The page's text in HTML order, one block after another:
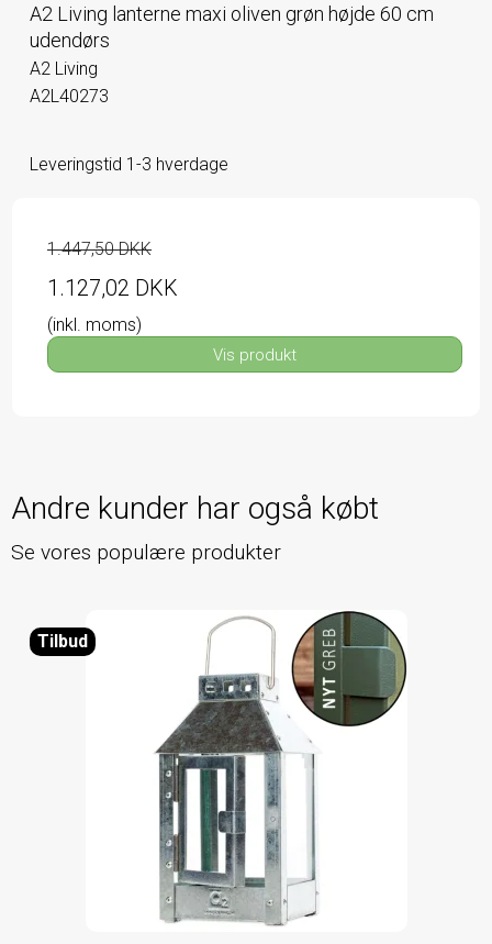
A2 Living lanterne maxi oliven grøn højde 60 cm
udendørs
A2 Living
A2L40273
Leveringstid 1-3 hverdage
1.447,50 DKK
1.127,02 DKK
(inkl. moms)
Vis produkt
Andre kunder har også købt
Se vores populære produkter
Tilbud